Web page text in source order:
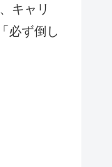
キャリ
必ず倒し